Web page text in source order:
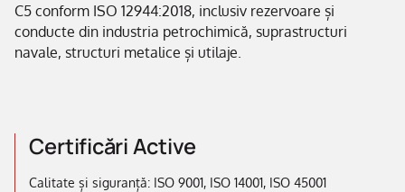
C5 conform ISO 12944:2018, inclusiv rezervoare și
conducte din industria petrochimică, suprastructuri
navale, structuri metalice și utilaje.
Certificări Active
Calitate și siguranță: ISO 9001, ISO 14001, ISO 45001